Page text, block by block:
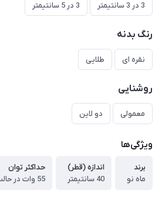
3 در 3 سانتیمتر 3 در 5 سانتیمتر
رنگ بدنه
نقره ای طلایی
روشنایی
معمولی دو لاین
ویژگی‌ها
برند
ماه نو
اندازه (قطر)
40 سانتیمتر
حداکثر توان
55 وات در حالت دو لاین